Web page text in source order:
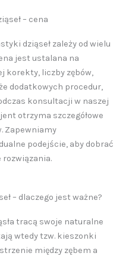
– cena
dziąseł zależy od wielu
jest ustalana na
korekty, liczby zębów,
dodatkowych procedur,
konsultacji w naszej
otrzyma szczegółowe
Zapewniamy
podejście, aby dobrać
– dlaczego jest ważne?
tracą swoje naturalne
wtedy tzw. kieszonki
między zębem a